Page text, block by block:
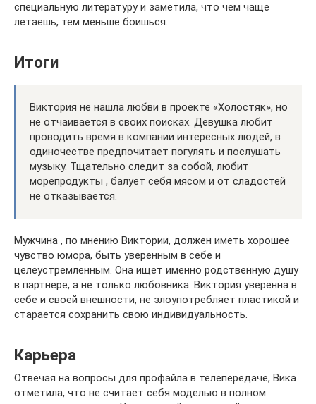
специальную литературу и заметила, что чем чаще
летаешь, тем меньше боишься.
Итоги
Виктория не нашла любви в проекте «Холостяк», но
не отчаивается в своих поисках. Девушка любит
проводить время в компании интересных людей, в
одиночестве предпочитает погулять и послушать
музыку. Тщательно следит за собой, любит
морепродукты , балует себя мясом и от сладостей
не отказывается.
Мужчина , по мнению Виктории, должен иметь хорошее
чувство юмора, быть уверенным в себе и
целеустремленным. Она ищет именно родственную душу
в партнере, а не только любовника. Виктория уверенна в
себе и своей внешности, не злоупотребляет пластикой и
старается сохранить свою индивидуальность.
Карьера
Отвечая на вопросы для профайла в телепередаче, Вика
отметила, что не считает себя моделью в полном